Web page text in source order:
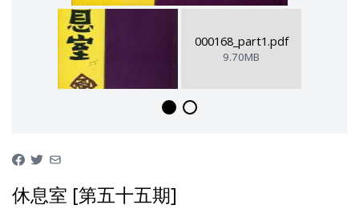
000168_part1.pdf
9.70MB
休息室 [第五十五期]